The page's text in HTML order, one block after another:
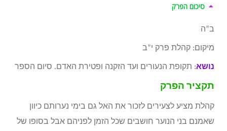
סיכום הפרק
ב”ה
מיקום: קהלת פרק י”ב
נושא: תקופת הנעורים ועד הזקנה ופטירת האדם. סיום הספר
תקציר הפרק
קהלת מציע לצעירים לזכור את האל גם בימי נערותם כיוון
שאמנם בני הנוער חושבים שכל הזמן לפניהם אבל בסופו של